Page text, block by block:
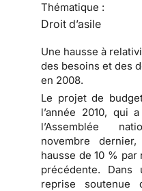
Thématique :
Droit d’asile
Une hausse à
des besoins et des
en 2008.
Le projet de
l’année 2010, qui a
l’Assemblée
novembre
hausse de 10 % par
précédente.
reprise soutenue